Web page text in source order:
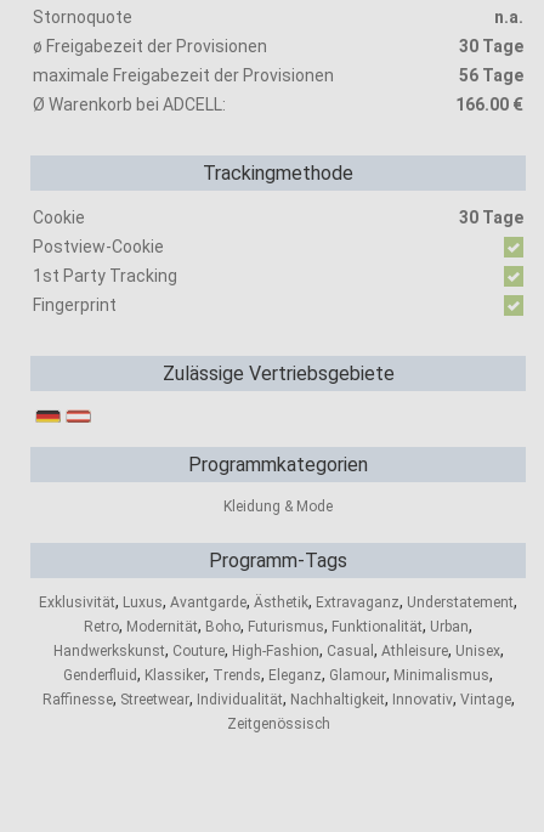
Stornoquote
n.a.
ø Freigabezeit der Provisionen
30 Tage
maximale Freigabezeit der Provisionen
56 Tage
Ø Warenkorb bei ADCELL:
166.00 €
Trackingmethode
Cookie
30 Tage
Postview-Cookie
1st Party Tracking
Fingerprint
Zulässige Vertriebsgebiete
Programmkategorien
Kleidung & Mode
Programm-Tags
Exklusivität, Luxus, Avantgarde, Ästhetik, Extravaganz, Understatement,
Retro, Modernität, Boho, Futurismus, Funktionalität, Urban,
Handwerkskunst, Couture, High-Fashion, Casual , Athleisure, Unisex,
Genderfluid, Klassiker, Trends, Eleganz, Glamour, Minimalismus,
Raffinesse, Streetwear, Individualität, Nachhaltigkeit, Innovativ, Vintage,
Zeitgenössisch